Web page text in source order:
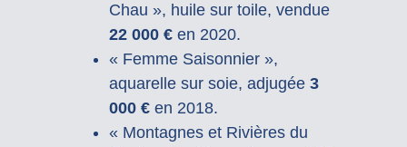
Chau », huile sur toile, vendue
22 000 €en 2020.
« Femme Saisonnier »,
aquarelle sur soie, adjugée 3
000 €en 2018.
« Montagnes et Rivières du